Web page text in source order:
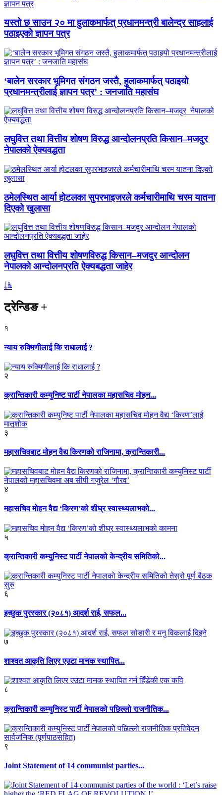
यस्तो छ साउन २० मा हुलाकमार्फत् प्रधानमन्त्री बालेन्द्र साहलाई
पठाइएको ज्ञापन पत्र
‘बालेन सरकार भूमिगत संगठन जस्तै, हुलाकमार्फत् पठाइयो
प्रधानमन्त्रीलाई ज्ञापन पत्र’ : जनजाति महासंघ
लघुवित्त तथा वित्तीय शोषण विरुद्ध आन्दोलनप्रति किसान–मजदुर
नेपालको ऐक्यवद्धता
ठमेलस्थित आर्या होटलका सुपरभाइजरले कर्मचारीमाथि चरम यातना
दिएको खुलासा
लघुवित्त तथा वित्तीय शोषणविरुद्ध किसान–मजदुर आन्दोलन
नेपालको आन्दोलनप्रति ऐक्यबद्धता जाहेर
ट्रेन्डिङ+
१
न्याय रुक्मिणीलाई कि राधालाई ?
२
क्रान्तिकारी कम्युनिष्ट पार्टी नेपालका महासचिव मोहन...
३
महासचिवबाट मोहन वैद्य किरणको राजिनामा, क्रान्तिकारी...
४
महासचिव मोहन वैद्य ‘किरण’को शीघ्र स्वास्थ्यलाभको...
५
क्रान्तिकारी कम्युनिस्ट पार्टी नेपालको केन्द्रीय समितिको...
६
इच्छुक पुरस्कार (२०८१) आदर्श राई, सफल...
७
शाश्वत आकृति लिएर एउटा मानक स्थापित...
८
क्रान्तिकारी कम्युनिस्ट पार्टी नेपालको पछिल्लो राजनीतिक...
९
Joint Statement of 14 communist parties...